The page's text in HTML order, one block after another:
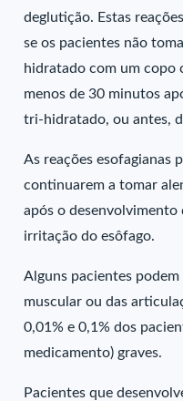
deglutição. Estas
se os pacientes não
hidratado com um copo
menos de 30 minutos
tri-hidratado, ou antes,
As reações esofagianas
continuarem a tomar
após o desenvolvimento
irritação do esôfago.
Alguns pacientes
muscular ou das
0,01% e 0,1% dos
medicamento) graves.
Pacientes que